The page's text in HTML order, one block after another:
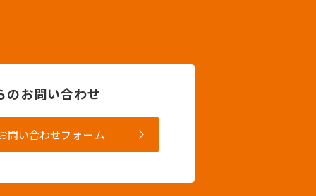
のお問い合わせ
問い合わせフォーム